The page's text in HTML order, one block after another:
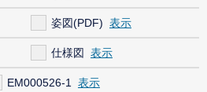
姿図(PDF)
仕様図
EM000526-1